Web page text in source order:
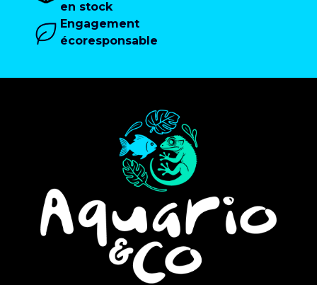
en stock
Engagement
écoresponsable